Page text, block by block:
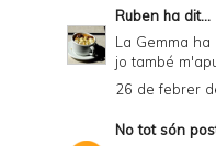
Ruben ha dit...
La Gemma
jo també
26 de febrer
No tot són